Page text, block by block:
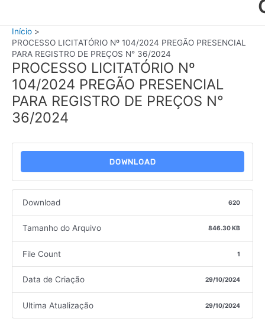
Início
PROCESSO LICITATÓRIO Nº 104/2024 PREGÃO PRESENCIAL
PARA REGISTRO DE PREÇOS N° 36/2024
PROCESSO LICITATÓRIO Nº
104/2024 PREGÃO PRESENCIAL
PARA REGISTRO DE PREÇOS N°
36/2024
DOWNLOAD
Download 620
Tamanho do Arquivo 846.30 KB
File Count 1
Data de Criação 29/10/2024
Ultima Atualização 29/10/2024